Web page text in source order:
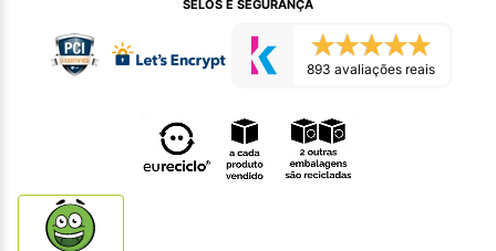
SELOS E SEGURANÇA
893 avaliações reais